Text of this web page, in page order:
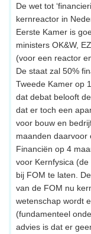
De wet tot
kernreactor in
Eerste Kamer is
ministers OK&W,
(voor een reactor
De staat zal 50%
Tweede Kamer op
dat debat belooft
dat er toch een
voor bouw en
maanden daarvoor
Financiën op 4
voor Kernfysica
bij FOM te laten.
van de FOM nu
wetenschap wordt
(fundamenteel
advies is dat er